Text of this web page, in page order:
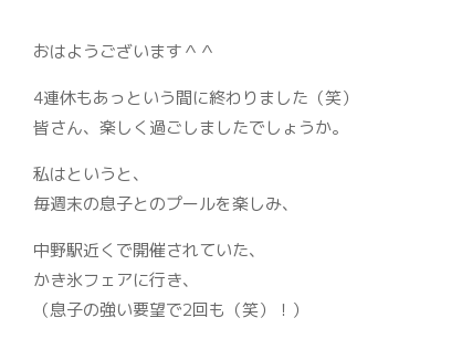
おはようございます＾＾
4連休もあっという間に終わりました（笑）
皆さん、楽しく過ごしましたでしょうか。
私はというと、
毎週末の息子とのプールを楽しみ、
中野駅近くで開催されていた、
かき氷フェアに行き、
（息子の強い要望で2回も（笑）！）